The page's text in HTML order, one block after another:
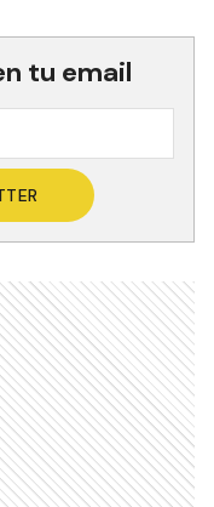
tu email